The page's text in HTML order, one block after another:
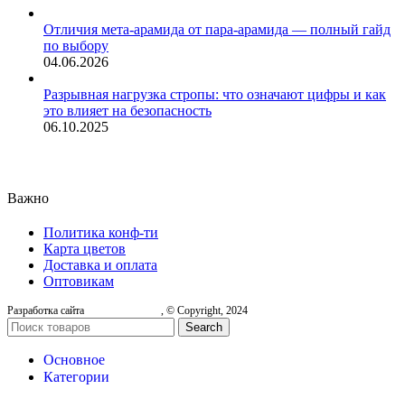
Отличия мета-арамида от пара-арамида — полный гайд
по выбору
04.06.2026
Разрывная нагрузка стропы: что означают цифры и как
это влияет на безопасность
06.10.2025
Важно
Политика конф-ти
Карта цветов
Доставка и оплата
Оптовикам
Разработка сайта , © Copyright, 2024
Search
Основное
Категории